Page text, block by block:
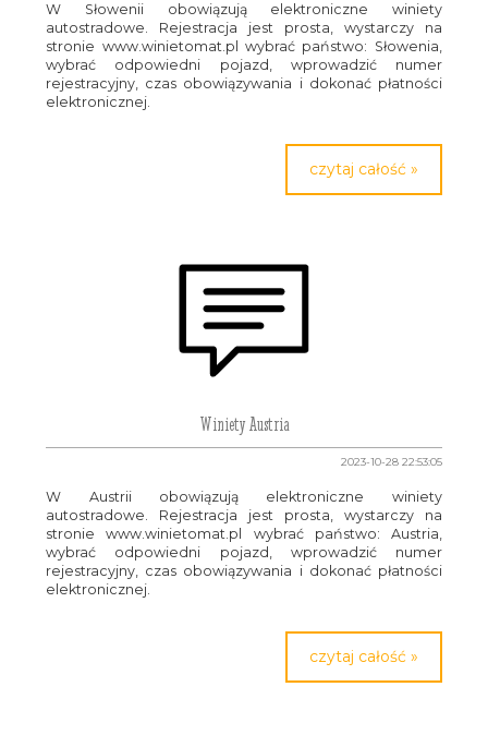
W Słowenii obowiązują elektroniczne winiety
autostradowe. Rejestracja jest prosta, wystarczy na
stronie www.winietomat.pl wybrać państwo: Słowenia,
wybrać odpowiedni pojazd, wprowadzić numer
rejestracyjny, czas obowiązywania i dokonać płatności
elektronicznej.
czytaj całość »
Winiety Austria
2023-10-28 22:53:05
W Austrii obowiązują elektroniczne winiety
autostradowe. Rejestracja jest prosta, wystarczy na
stronie www.winietomat.pl wybrać państwo: Austria,
wybrać odpowiedni pojazd, wprowadzić numer
rejestracyjny, czas obowiązywania i dokonać płatności
elektronicznej.
czytaj całość »